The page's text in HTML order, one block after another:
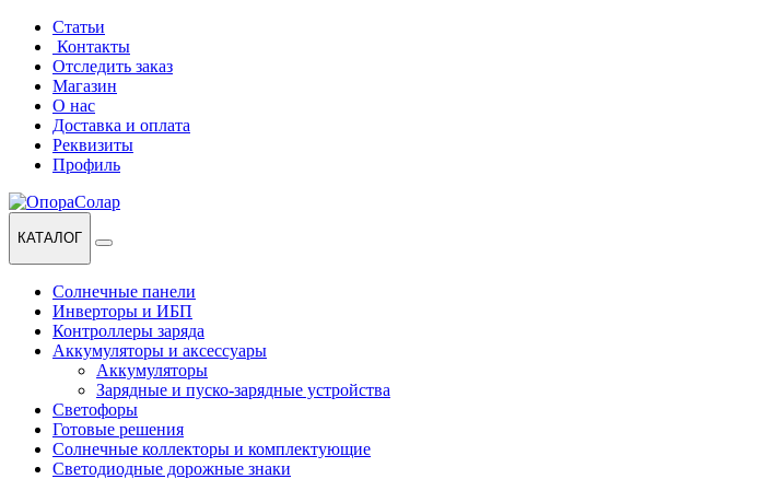
Перейти
навигации
Перейти
содержанию
Статьи
Контакты
Отследить заказ
Магазин
О нас
Доставка и оплата
Реквизиты
Профиль
КАТАЛОГ
Солнечные панели
Инверторы и ИБП
Контроллеры заряда
Аккумуляторы и аксессуары
Аккумуляторы
Зарядные и пуско-зарядные устройства
Светофоры
Готовые решения
Солнечные коллекторы и комплектующие
Светодиодные дорожные знаки